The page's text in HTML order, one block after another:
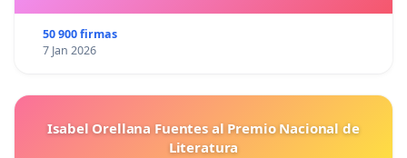
50 900 firmas
7 Jan 2026
Isabel Orellana Fuentes al Premio Nacional de
Literatura